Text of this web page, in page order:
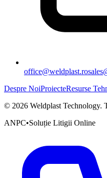
office@weldplast.ro
Despre NoiProiecteResurse
© 2026 Weldplast Technology.
ANPC•Soluție Litigii Online